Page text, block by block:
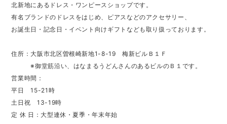
北新地にあるドレス・ワンピースショップです。
有名ブランドのドレスをはじめ、ピアスなどのアクセサリー、
お誕生日・記念日・イベント向けギフトなども取り扱っております。
住所：大阪市北区曽根崎新地1-8-19 梅新ビルＢ１Ｆ
※御堂筋沿い、はなまるうどんさんのあるビルのＢ１です。
営業時間：
平日 15-21時
土日祝 13-19時
定 休 日：大型連休・夏季・年末年始